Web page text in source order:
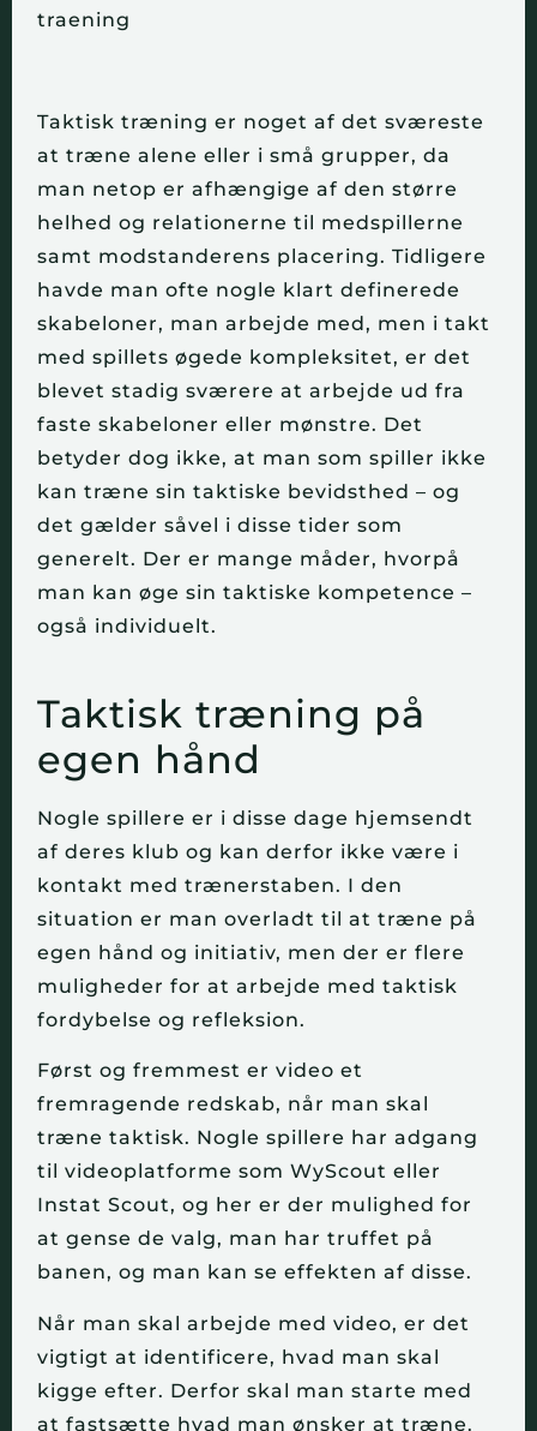
traening
Taktisk træning er noget af det sværeste
at træne alene eller i små grupper, da
man netop er afhængige af den større
helhed og relationerne til medspillerne
samt modstanderens placering. Tidligere
havde man ofte nogle klart definerede
skabeloner, man arbejde med, men i takt
med spillets øgede kompleksitet, er det
blevet stadig sværere at arbejde ud fra
faste skabeloner eller mønstre. Det
betyder dog ikke, at man som spiller ikke
kan træne sin taktiske bevidsthed – og
det gælder såvel i disse tider som
generelt. Der er mange måder, hvorpå
man kan øge sin taktiske kompetence –
også individuelt.
Taktisk træning på
egen hånd
Nogle spillere er i disse dage hjemsendt
af deres klub og kan derfor ikke være i
kontakt med trænerstaben. I den
situation er man overladt til at træne på
egen hånd og initiativ, men der er flere
muligheder for at arbejde med taktisk
fordybelse og refleksion.
Først og fremmest er video et
fremragende redskab, når man skal
træne taktisk. Nogle spillere har adgang
til videoplatforme som WyScout eller
Instat Scout, og her er der mulighed for
at gense de valg, man har truffet på
banen, og man kan se effekten af disse.
Når man skal arbejde med video, er det
vigtigt at identificere, hvad man skal
kigge efter. Derfor skal man starte med
at fastsætte hvad man ønsker at træne.